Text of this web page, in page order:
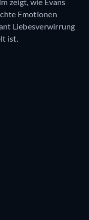
Emotionen
Liebesverwirrung
ist.